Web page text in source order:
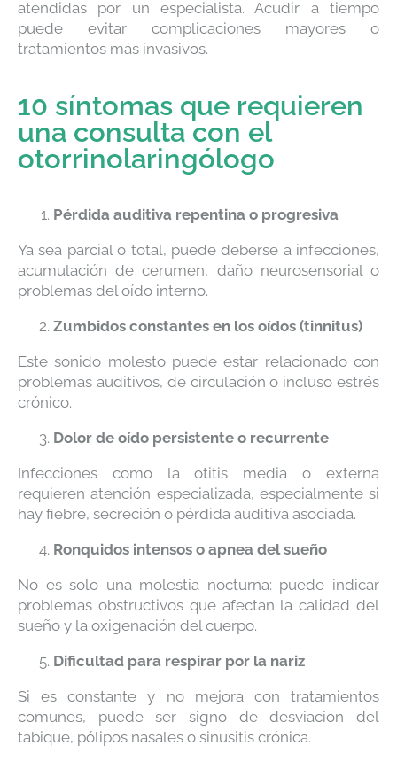
atendidas por un especialista. Acudir a tiempo
puede evitar complicaciones mayores o
tratamientos más invasivos.
10 síntomas que requieren
una consulta con el
otorrinolaringólogo
Pérdida auditiva repentina o progresiva
Ya sea parcial o total, puede deberse a infecciones,
acumulación de cerumen, daño neurosensorial o
problemas del oído interno.
Zumbidos constantes en los oídos (tinnitus)
Este sonido molesto puede estar relacionado con
problemas auditivos, de circulación o incluso estrés
crónico.
Dolor de oído persistente o recurrente
Infecciones como la otitis media o externa
requieren atención especializada, especialmente si
hay fiebre, secreción o pérdida auditiva asociada.
Ronquidos intensos o apnea del sueño
No es solo una molestia nocturna: puede indicar
problemas obstructivos que afectan la calidad del
sueño y la oxigenación del cuerpo.
Dificultad para respirar por la nariz
Si es constante y no mejora con tratamientos
comunes, puede ser signo de desviación del
tabique, pólipos nasales o sinusitis crónica.